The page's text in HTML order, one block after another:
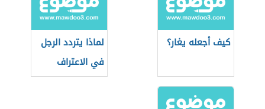
كيف أجعله يغار؟
لماذا يتردد الرجل
في الاعتراف
بالحب؟